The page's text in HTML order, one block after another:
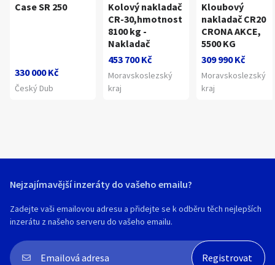
Case SR 250
330 000 Kč
Český Dub
Kolový nakladač
CR-30,hmotnost
8100 kg -
Nakladač
453 700 Kč
Moravskoslezský
kraj
Kloubový
nakladač CR20
CRONA AKCE,
5500 KG
309 990 Kč
Moravskoslezský
kraj
Nejzajímavější inzeráty do vašeho emailu?
Zadejte vaši emailovou adresu a přidejte se k odběru těch nejlepších
inzerátu z našeho serveru do vašeho emailu.